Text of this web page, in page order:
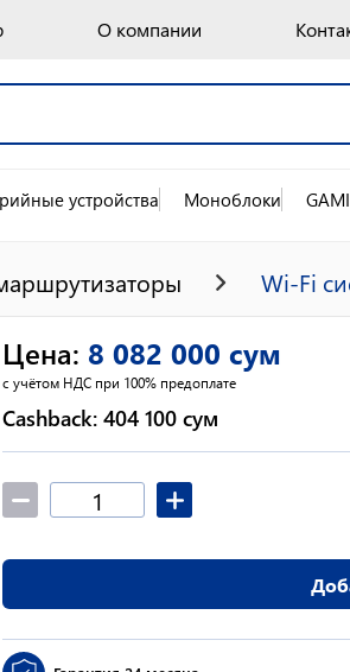
О компании
устройства Моноблоки
Wi-Fi
Цена: 8 082 000 сум
с учётом НДС при 100% предоплате
Cashback: 404 100 сум